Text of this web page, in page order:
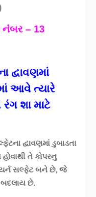
નંંબર – 13
દ્વાવણમાં
આવે ત્યારે
રંગ શા માટે
દ્વાવણમાં ડુબાડતા
તે કોપરનુ
સલ્ફેટ બને છે, જે
બદલાય છે.